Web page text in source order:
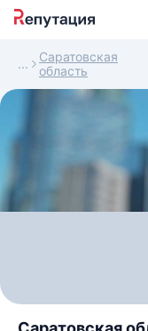
Саратовская
область